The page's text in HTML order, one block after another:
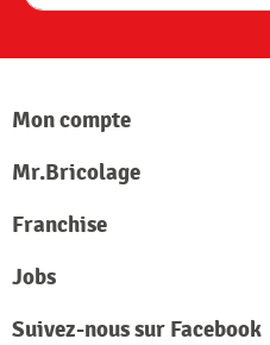
Mon compte
Mr.Bricolage
Franchise
Jobs
Suivez-nous sur Facebook